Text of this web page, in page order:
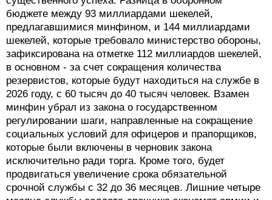
бюджете между 93 миллиардами шекелей,
предлагавшимися минфином, и 144 миллиардами
шекелей, которые требовало министерство обороны,
зафиксирована на отметке 112 миллиардов шекелей,
в основном - за счет сокращения количества
резервистов, которые будут находиться на службе в
2026 году, с 60 тысяч до 40 тысяч человек. Взамен
минфин убрал из закона о государственном
регулировании шаги, направленные на сокращение
социальных условий для офицеров и прапорщиков,
которые были включены в черновик закона
исключительно ради торга. Кроме того, будет
продвигаться увеличение срока обязательной
срочной службы с 32 до 36 месяцев. Лишние четыре